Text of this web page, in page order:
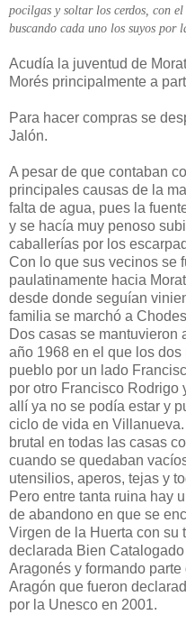
pocilgas y soltar los cerdos, con
buscando cada uno los suyos por
Acudía la juventud de
Morés principalmente a
Para hacer compras se
Jalón.
A pesar de que contaban
principales causas de la
falta de agua, pues la
y se hacía muy penoso
caballerías por los
Con lo que sus vecinos se
paulatinamente hacia
desde donde seguían
familia se marchó a
Dos casas se mantuvieron
año 1968 en el que los dos
pueblo por un lado
por otro Francisco
allí ya no se podía estar y
ciclo de vida en
brutal en todas las casas
cuando se quedaban
utensilios, aperos, tejas y
Pero entre tanta ruina hay
de abandono en que se
Virgen de la Huerta con su
declarada Bien
Aragonés y formando
Aragón que fueron
por la Unesco en 2001.